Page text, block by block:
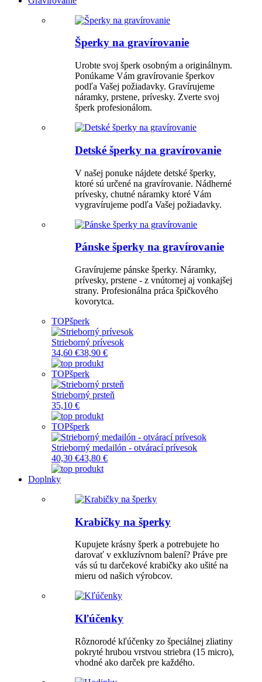
Šperky na gravírovanie
Urobte svoj šperk osobným a originálnym.
Ponúkame Vám gravírovanie šperkov
podľa Vašej požiadavky. Gravírujeme
náramky, prstene, prívesky. Zverte svoj
šperk profesionálom.
Detské šperky na gravírovanie
V našej ponuke nájdete detské šperky,
ktoré sú určené na gravírovanie. Nádherné
prívesky, chutné náramky ktoré Vám
vygravírujeme podľa Vašej požiadavky.
Pánske šperky na gravírovanie
Gravírujeme pánske šperky. Náramky,
prívesky, prstene - z vnútornej aj vonkajšej
strany. Profesionálna práca špičkového
kovorytca.
TOPšperk
Strieborný prívesok
34,60 €38,90 €
TOPšperk
Strieborný prsteň
35,10 €
TOPšperk
Strieborný medailón - otvárací prívesok
40,30 €43,80 €
Doplnky
Krabičky na šperky
Kupujete krásny šperk a potrebujete ho
darovať v exkluzívnom balení? Práve pre
vás sú tu darčekové krabičky ako ušité na
mieru od našich výrobcov.
Kľúčenky
Rôznorodé kľúčenky zo špeciálnej zliatiny
pokryté hrubou vrstvou striebra (15 micro),
vhodné ako darček pre každého.